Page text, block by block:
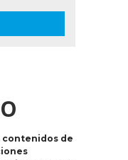
contenidos de